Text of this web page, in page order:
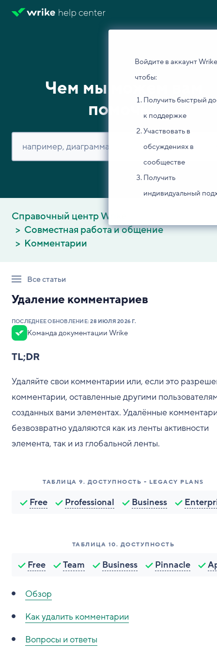
Войдите в аккаунт
чтобы:
Получить быстрый
к поддержке
Участвовать в
обсуждениях в
сообществе
Получить
индивидуальный
Чем мы можем вам
помочь?
Справочный центр Wrike
Совместная работа и общение
Комментарии
Все статьи
Удаление комментариев
ПОСЛЕДНЕЕ ОБНОВЛЕНИЕ:28 ИЮЛЯ 2026 Г.
Команда документации Wrike
TL;DR
Удаляйте свои комментарии или, если это
комментарии, оставленные другими
созданных вами элементах. Удалённые
безвозвратно удаляются как из ленты активности
элемента, так и из глобальной ленты.
ТАБЛИЦА 9. ДОСТУПНОСТЬ - LEGACY PLANS
Free Professional Business
ТАБЛИЦА 10. ДОСТУПНОСТЬ
Free Team Business Pinnacle
Обзор
Какудалить комментарии
Вопросы и ответы